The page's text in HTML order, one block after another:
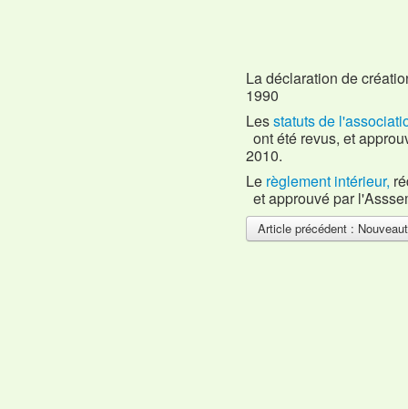
La déclaration de
1990
Lesstatuts de
ont été revus, et
2010.
Le règlement intérieur,
et approuvé par
Article précédent :